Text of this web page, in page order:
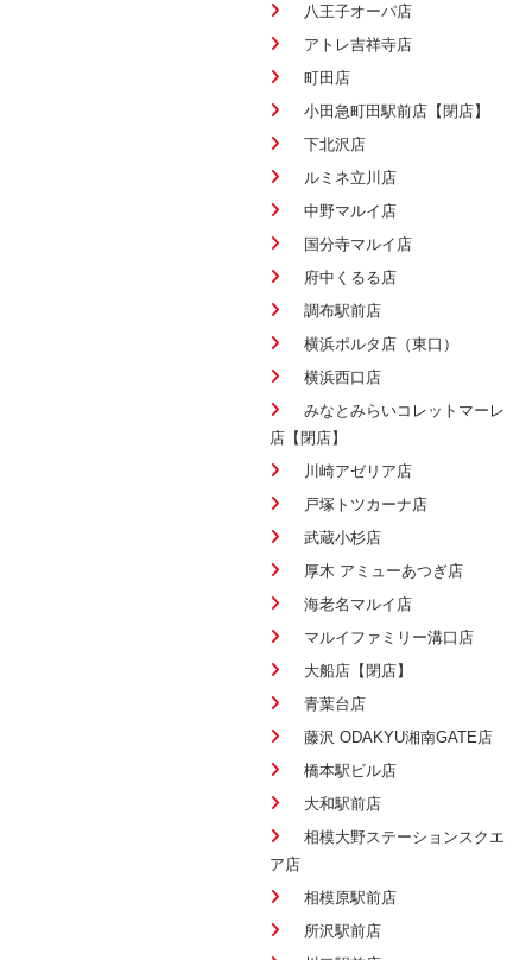
八王子オーパ店
アトレ吉祥寺店
町田店
小田急町田駅前店【閉店】
下北沢店
ルミネ立川店
中野マルイ店
国分寺マルイ店
府中くるる店
調布駅前店
横浜ポルタ店（東口）
横浜西口店
みなとみらいコレットマーレ
店【閉店】
川崎アゼリア店
戸塚トツカーナ店
武蔵小杉店
厚木 アミューあつぎ店
海老名マルイ店
マルイファミリー溝口店
大船店【閉店】
青葉台店
藤沢 ODAKYU湘南GATE店
橋本駅ビル店
大和駅前店
相模大野ステーションスクエ
ア店
相模原駅前店
所沢駅前店